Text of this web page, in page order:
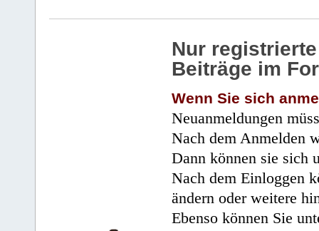
Nur
Beiträge im
Wenn Sie sich
Neuanmeldungen
Nach dem Anmelden
Dann können sie sich
Nach dem Einloggen
ändern oder weitere
Ebenso können Sie